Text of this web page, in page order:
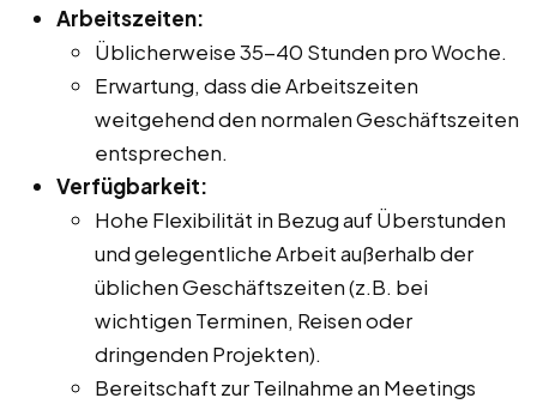
Arbeitszeiten:
Üblicherweise 35-40 Stunden pro Woche.
Erwartung, dass die Arbeitszeiten
weitgehend den normalen Geschäftszeiten
entsprechen.
Verfügbarkeit:
Hohe Flexibilität in Bezug auf Überstunden
und gelegentliche Arbeit außerhalb der
üblichen Geschäftszeiten (z.B. bei
wichtigen Terminen, Reisen oder
dringenden Projekten).
Bereitschaft zur Teilnahme an Meetings